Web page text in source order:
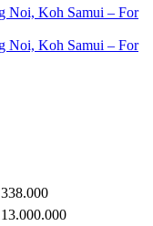
338.000
13.000.000